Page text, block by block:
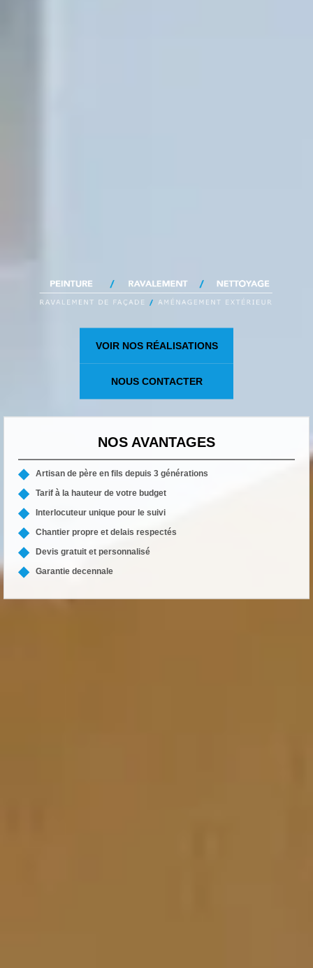
VOIR NOS RÉALISATIONS
NOUS CONTACTER
NOS AVANTAGES
Artisan de père en fils depuis 3 générations
Tarif à la hauteur de votre budget
Interlocuteur unique pour le suivi
Chantier propre et delais respectés
Devis gratuit et personnalisé
Garantie decennale